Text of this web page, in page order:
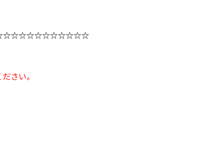
さい。